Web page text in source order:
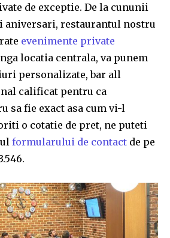
of
and be part of the
de exceptie. De la cununii
aniversari, restaurantul nostru
evenimente private
locatia centrala, va punem
personalizate, bar all
calificat pentru ca
sa fie exact asa cum vi-l
o cotatie de pret, ne puteti
formularului de contact de pe